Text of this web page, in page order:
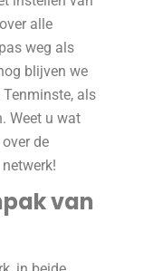
alle
weg als
blijven we
als
Weet u wat
de
van